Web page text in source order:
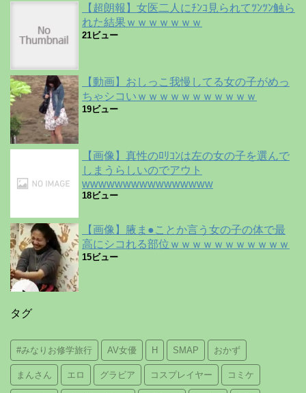
【超朗報】女医二人にﾁﾝｺ見られてﾂﾝﾂﾝ触ら
れた結果ｗｗｗｗｗｗｗ
21ビュー
【動画】おしっこ我慢してる女の子がめっ
ちゃシコいｗｗｗｗｗｗｗｗｗｗｗ
19ビュー
【画像】真性のﾛﾘｺﾝは左の女の子を選んで
しまうらしいのでアウト
wwwwwwwwwwwwwwww
18ビュー
【画像】腋ま●ことか言う女の子の体で最
高にシコれる部位ｗｗｗｗｗｗｗｗｗｗｗ
15ビュー
タグ
#みなりお修学旅行 AV女優 H SMAP おかず
まんさん エロ グラビア コスプレイヤー コミケ